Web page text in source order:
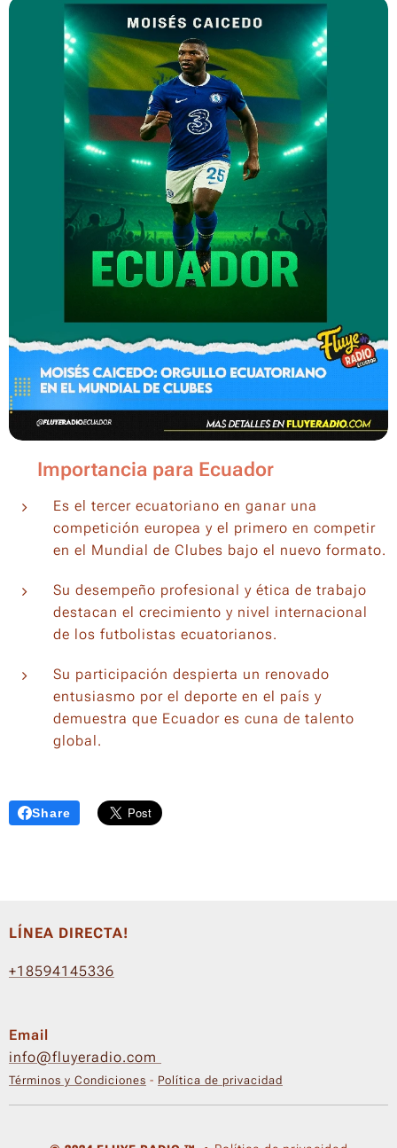
⚡ Importancia para Ecuador
Es el tercer ecuatoriano en ganar una
competición europea y el primero en competir
en el Mundial de Clubes bajo el nuevo formato.
Su desempeño profesional y ética de trabajo
destacan el crecimiento y nivel internacional
de los futbolistas ecuatorianos.
Su participación despierta un renovado
entusiasmo por el deporte en el país y
demuestra que Ecuador es cuna de talento
global.
Share
LÍNEA DIRECTA!
+18594145336
Email
info@fluyeradio.com
Términos y Condiciones - Política de privacidad